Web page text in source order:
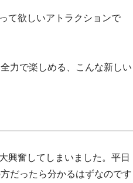
て欲しいアトラクションで
力で楽しめる、こんな新しい
興奮してしまいました。平日
だったら分かるはずなのです